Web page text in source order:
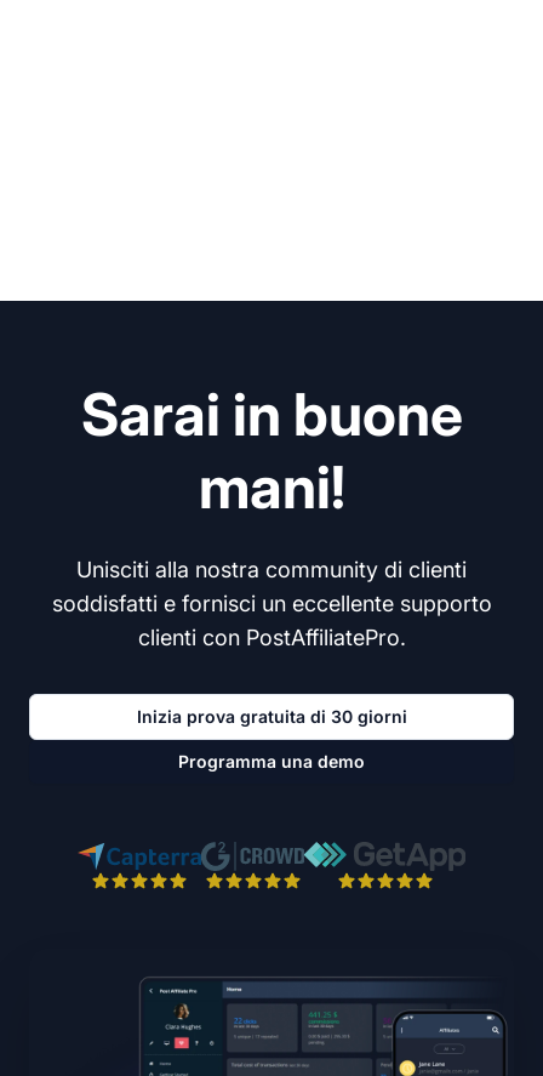
Sarai in buone
mani!
Unisciti alla nostra community di clienti
soddisfatti e fornisci un eccellente supporto
clienti con PostAffiliatePro.
Inizia prova gratuita di 30 giorni
Programma una demo